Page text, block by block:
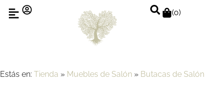
(0)
Estás en: Tienda » Muebles de Salón » Butacas de Salón